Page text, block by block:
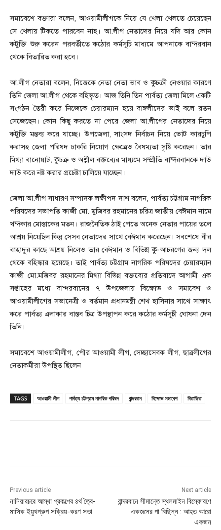
সমাবেশে বক্তারা বলেন, আওয়ামীলীগকে নিয়ে যে খেলা খেলতে চেয়েছেন
সে খেলায় টিকতে পারবেন নাহ। আ.লীগ নেতাদের নিয়ে যদি আর কোন
কটুক্তি শুরু করেন পরবর্তীতে কঠোর কর্মসূচি মাধ্যমে আপনাকে বান্দরবান
থেকে বিতারিত করা হবে।
আ.লীগ নেতারা বলেন, নিজেকে নেতা নেতা ভাব ও কুচক্রী নেওয়ার কারণে
তিনি জেলা আ.লীগ থেকে বহিস্কৃত। আজ তিনি তিন পার্বত্য জেলা মিলে একটি
সংগঠন তৈরী করে নিজেকে চেয়ারম্যান হয়ে বাঙ্গলীদের ভাই বলে রতন
সেজেছেন। কোন কিছু করতে না পেরে জেলা আ.লীগের নেতাদের নিয়ে
কটুক্তি মন্তব্য করে যাচ্ছে। উপজেলা, সাংসদ নির্বাচন নিয়ে ভোট কারচুপি
করাসহ জেলা পরিষদ চাকরি নিয়োগ ক্ষেত্রেও বৈষম্যতা সৃষ্টি করেছন। তার
মিথ্যা বানোয়াট, কুচক্র ও অশ্লীল বক্তব্যের মাধ্যমে সম্প্রীতি বান্দরবানকে দাউ
দাউ করে নষ্ট করার প্রচেষ্টা চালিয়ে যাচ্ছেন।
জেলা আ.লীগ সাধারণ সম্পাদক লক্ষীপদ দাশ বলেন, পার্বত্য চট্টগ্রাম নাগরিক
পরিষদের সভাপতি কাজী মো. মুজিবর রহমানের চরিত্র জাতীয় বেঈমান নামে
খন্দকার মোস্তাকের মতন। রাজনৈতিক ঠাই পেতে অনেক নেতার পায়ের তলে
আশ্রয় নিয়েছিল কিন্তু সেসব নেতাদের সাথে বেঈমান করেছেন। সবশেষে বীর
বাহাদুর কাছে আশ্রয় নিলেও তার বেঈমান ও বিভিন্ন কু-আচরণের জন্য দল
থেকে বহিস্কার হয়েছে। তাই পার্বত্য চট্টগ্রাম নাগরিক পরিষদের চেয়ারম্যান
কাজী মো.মজিবর রহমানের মিথ্যা বিভিন্ন বক্তব্যের প্রতিবাদে আগামী এক
সপ্তাহের মধ্যে বান্দরবানের ৭ উপজেলায় বিক্ষোভ ও সমাবেশ ও
আওয়ামীলীগের সভানেত্রী ও বর্তমান প্রধানমন্ত্রী শেখ হাসিনার সাথে সাক্ষাৎ
করে পার্বত্য এলাকার বাস্তব চিত্র উপস্থাপন করে কঠোর কর্মসূচী ঘোষনা দেন
তিনি।
সমাবেশে আওয়ামীলীগ, পৌর আওয়ামী লীগ, সেচ্ছাসেবক লীগ, ছাত্রলীগের
নেতাকর্মীরা উপস্থিত ছিলেন
TAGS আওয়ামী লীগ পার্বত্য চট্টগ্রাম নাগরিক পরিষদ বান্দরবান বিক্ষোভ সমাবেশ বিতাড়িত
Previous article
নানিয়ারচরে আস্থা প্রকল্পের ৪র্থ ত্রৈ-
মাসিক ইয়ুথগ্রুপ সক্রিয়-করণ সভা
Next article
বান্দরবানে সীমান্তে স্থলমাইন বিস্ফোরণে
একজনের পা বিছিন্ন : আহত আরো
একজন